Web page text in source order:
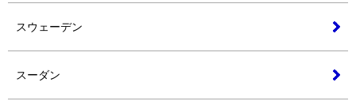
スウェーデン
スーダン